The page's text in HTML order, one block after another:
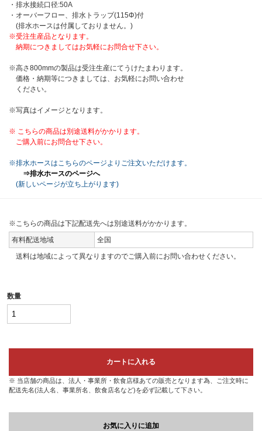
・排水接続口径:50A
・オーバーフロー、排水トラップ(115Φ)付
(排水ホースは付属しておりません。)
※受注生産品となります。
納期につきましてはお気軽にお問合せ下さい。
※高さ800mmの製品は受注生産にてうけたまわります。
価格・納期等につきましては、お気軽にお問い合わせ
ください。
※写真はイメージとなります。
※ こちらの商品は別途送料がかかります。
ご購入前にお問合せ下さい。
※排水ホースはこちらのページよりご注文いただけます。
⇒排水ホースのページへ
(新しいページが立ち上がります)
※こちらの商品は下記配送先へは別途送料がかかります。
有料配送地域
全国
送料は地域によって異なりますのでご購入前にお問い合わせください。
数量
カートに入れる
※ 当店舗の商品は、法人・事業所・飲食店様あての販売となります為、ご注文時に
配送先名(法人名、事業所名、飲食店名など)を必ず記載して下さい。
お気に入りに追加